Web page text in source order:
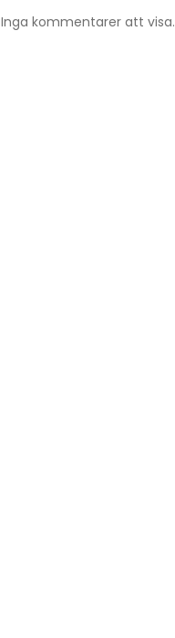
Inga kommentarer att visa.